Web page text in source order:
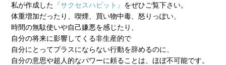
私が作成した 『サクセスハビット』 をぜひご覧下さい。
体重増加だったり、喫煙、買い物中毒、怒りっぽい、
時間の無駄使いや自己嫌悪を感じたり、
自分の将来に影響してくる非生産的で
自分にとってプラスにならない行動を辞めるのに、
自分の意思や超人的なパワーに頼ることは、ほぼ不可能です。